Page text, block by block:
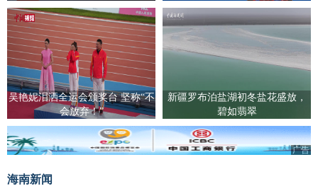
吴艳妮泪洒全运会颁奖台 坚称“不
会放弃！”
新疆罗布泊盐湖初冬盐花盛放，
碧如翡翠
广告
海南新闻